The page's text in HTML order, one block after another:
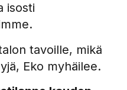
isosti
tavoille, mikä
Eko myhäilee.